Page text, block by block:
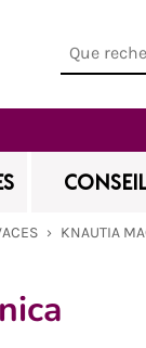
› KNAUTIA